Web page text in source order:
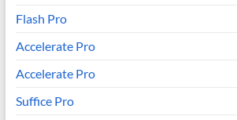
Flash Pro
Accelerate Pro
Accelerate Pro
Suffice Pro